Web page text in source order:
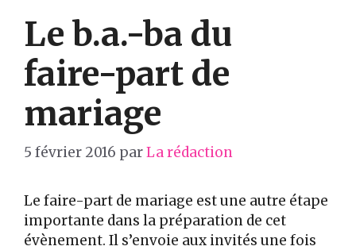
Le b.a.-ba du
faire-part de
mariage
5 février 2016 parLa rédaction
Le faire-part de mariage est une autre étape
importante dans la préparation de cet
évènement. Il s’envoie aux invités une fois